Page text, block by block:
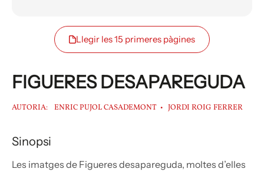
Llegir les 15 primeres pàgines
FIGUERES DESAPAREGUDA
AUTORIA: ENRIC PUJOL CASADEMONT JORDI ROIG FERRER
Sinopsi
Les imatges de Figueres desapareguda, moltes d’elles